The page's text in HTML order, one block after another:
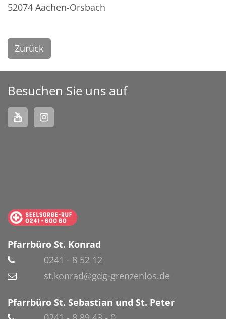
52074 Aachen-Orsbach
Zurück
Besuchen Sie uns auf
Pfarrbüro St. Konrad
0241 - 8 52 12
st.konrad@gdg-grenzenlos.de
Pfarrbüro St. Sebastian und St. Peter